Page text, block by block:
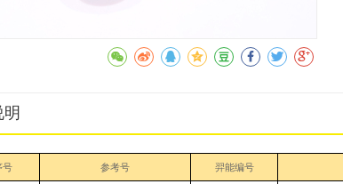
号 参考号 羿能编号